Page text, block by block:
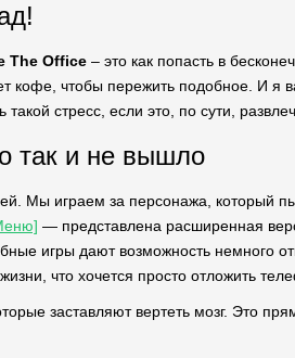
The Office – это как попасть в
кофе, чтобы пережить подобное. И я
стресс, если это, по сути,
так и не вышло
Мы играем за персонажа, который
— представлена расширенная
игры дают возможность немного
что хочется просто отложить
заставляют вертеть мозг. Это